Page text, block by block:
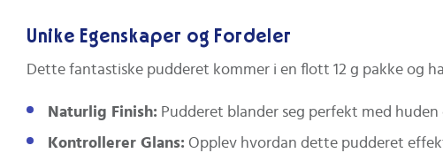
Unike Egenskaper og Fordeler
Dette fantastiske pudderet kommer i en flott 12 g pakke og
Naturlig Finish: Pudderet blander seg perfekt med
Kontrollerer Glans: Opplev hvordan dette pudderet